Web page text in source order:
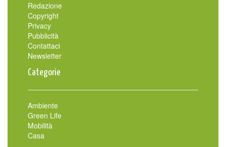
Redazione
Copyright
Privacy
Pubblicità
Contattaci
Newsletter
Categorie
Ambiente
Green Life
Mobilità
Casa